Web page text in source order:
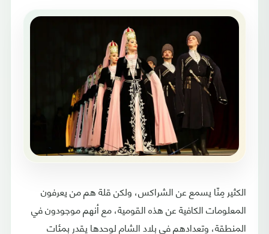
الكثير مِنّا يسمع عن الشراكس، ولكن قلة هم من يعرفون
المعلومات الكافية عن هذه القومية، مع أنهم موجودون في
المنطقة، وتعدادهم في بلاد الشام لوحدها يقدر بمئات